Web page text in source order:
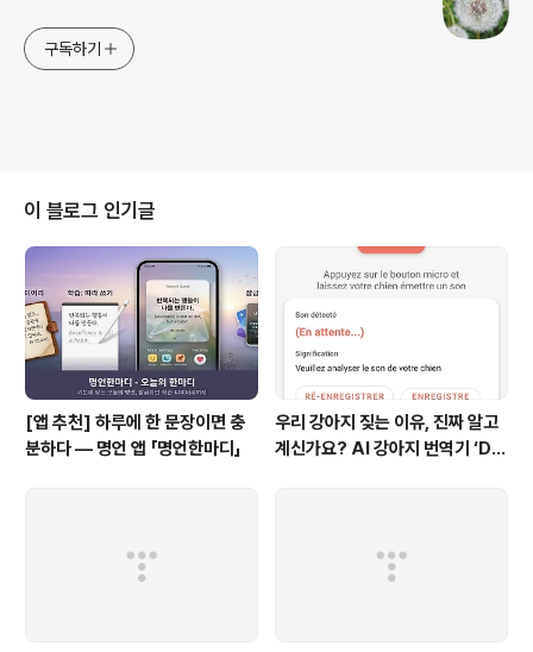
구독하기
이 블로그 인기글
[앱 추천] 하루에 한 문장이면 충
분하다 — 명언 앱 「명언한마디」
우리 강아지 짖는 이유, 진짜 알고
계신가요? AI 강아지 번역기 ‘Do